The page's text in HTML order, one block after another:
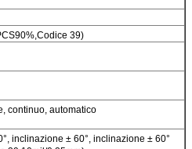
39)
continuo, automatico
inclinazione ± 60°, inclinazione ± 60°